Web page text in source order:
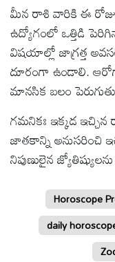
మీన రాశి వారికి ఈ రోజు
ఉద్యోగంలో ఒత్తిడి
విషయాల్లో జాగ్రత్త
దూరంగా ఉండాలి.
మానసిక బలం
గమనికః ఇక్కడ
జాతకాన్ని అనుసరించి
నిపుణులైన
Horoscope
daily